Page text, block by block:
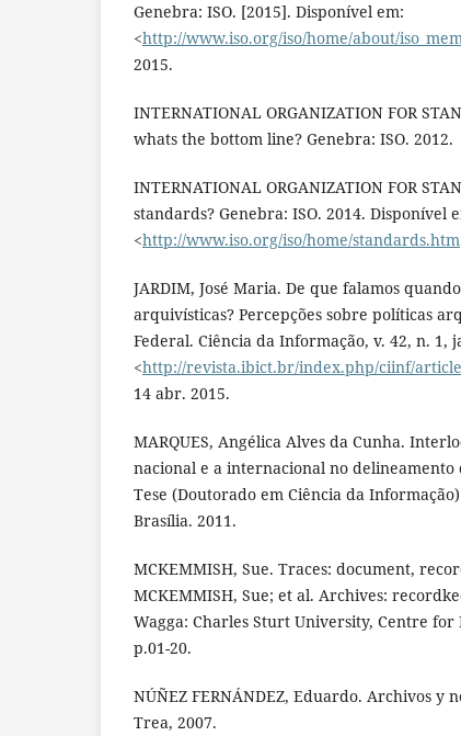
Genebra: ISO. [2015]. Disponível em:
<http://www.iso.org/iso/home/about/
2015.
INTERNATIONAL ORGANIZATION FOR
whats the bottom line? Genebra: ISO. 2012.
INTERNATIONAL ORGANIZATION FOR
standards? Genebra: ISO. 2014. Disponível
<http://www.iso.org/iso/home/standards.htm
JARDIM, José Maria. De que falamos
arquivísticas? Percepções sobre políticas
Federal. Ciência da Informação, v. 42, n. 1,
<http://revista.ibict.br/index.php/ciinf/
14 abr. 2015.
MARQUES, Angélica Alves da Cunha.
nacional e a internacional no delineamento
Tese (Doutorado em Ciência da
Brasília. 2011.
MCKEMMISH, Sue. Traces: document,
MCKEMMISH, Sue; et al. Archives:
Wagga: Charles Sturt University, Centre
p.01-20.
NÚÑEZ FERNÁNDEZ, Eduardo. Archivos y
Trea, 2007.